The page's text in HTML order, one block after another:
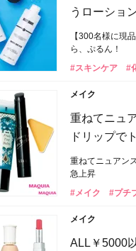
うローショ
【300名様に現
ら、ぷるん！
#スキンケア
#
メイク
重ねてニュ
ドリップで
重ねてニュアン
急上昇
#メイク
#プチ
メイク
ALL￥5000